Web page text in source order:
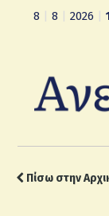
8 8 2026
Πίσω στην